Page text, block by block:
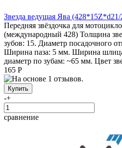
Звезда ведущая Ява
Передняя звёздочка для
(международный 428) Толщина
зубов: 15. Диаметр посадочного
Ширина паза: 5 мм. Ширина
диаметр по зубам: ~65 мм. Цвет
165 Р
-+
сравнение